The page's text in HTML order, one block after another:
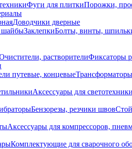
Фуги для плиткиПорожки,
Доводчики дверные
шайбыЗаклепкиБолты, винты,
растворителиФиксаторы
путевые, концевыеТрансформаторы
Аксессуары для светотехники
Бензорезы, резчики швов
Аксессуары для компрессоров,
Комплектующие для сварочного